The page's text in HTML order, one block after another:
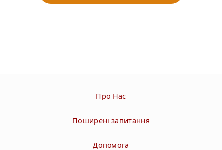
Про Нас
Поширені запитання
Допомога